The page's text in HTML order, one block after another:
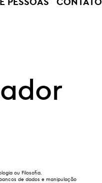
ou Filosofia.
de dados e manipulação